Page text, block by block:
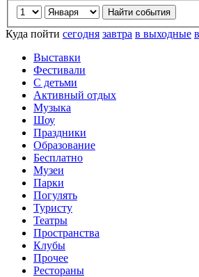
Куда пойти сегодня завтра в выходные
Выставки
Фестивали
С детьми
Активный отдых
Музыка
Шоу
Праздники
Образование
Бесплатно
Музеи
Парки
Погулять
Туристу
Театры
Пространства
Клубы
Прочее
Рестораны